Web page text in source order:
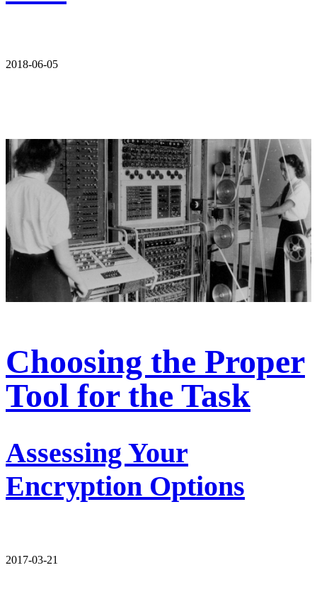
2018-06-05
Choosing the Proper
Tool for the Task
Assessing Your
Encryption Options
2017-03-21